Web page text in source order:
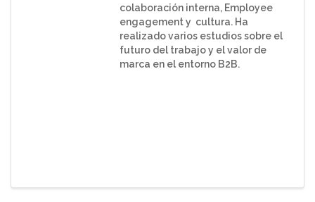
colaboración interna, Employee
engagement y cultura. Ha
realizado varios estudios sobre el
futuro del trabajo y el valor de
marca en el entorno B2B.